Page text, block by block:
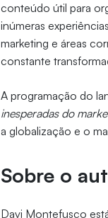
conteúdo útil para
inúmeras
marketing e áreas
constante
A programação do
inesperadas do
a globalização e o
Sobre o
Davi Montefusco